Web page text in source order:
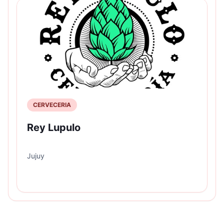
CERVECERIA
Rey Lupulo
Jujuy